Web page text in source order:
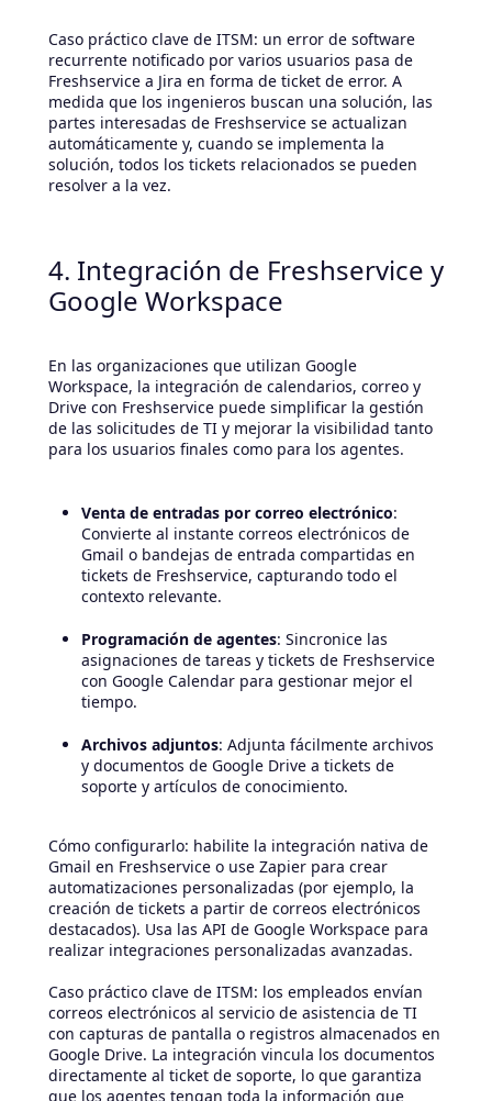
Caso práctico clave de ITSM: un error de software
recurrente notificado por varios usuarios pasa de
Freshservice a Jira en forma de ticket de error. A
medida que los ingenieros buscan una solución, las
partes interesadas de Freshservice se actualizan
automáticamente y, cuando se implementa la
solución, todos los tickets relacionados se pueden
resolver a la vez.
4. Integración de Freshservice y
Google Workspace
En las organizaciones que utilizan Google
Workspace, la integración de calendarios, correo y
Drive con Freshservice puede simplificar la gestión
de las solicitudes de TI y mejorar la visibilidad tanto
para los usuarios finales como para los agentes.
Venta de entradas por correo electrónico:
Convierte al instante correos electrónicos de
Gmail o bandejas de entrada compartidas en
tickets de Freshservice, capturando todo el
contexto relevante.
Programación de agentes: Sincronice las
asignaciones de tareas y tickets de Freshservice
con Google Calendar para gestionar mejor el
tiempo.
Archivos adjuntos: Adjunta fácilmente archivos
y documentos de Google Drive a tickets de
soporte y artículos de conocimiento.
Cómo configurarlo: habilite la integración nativa de
Gmail en Freshservice o use Zapier para crear
automatizaciones personalizadas (por ejemplo, la
creación de tickets a partir de correos electrónicos
destacados). Usa las API de Google Workspace para
realizar integraciones personalizadas avanzadas.
Caso práctico clave de ITSM: los empleados envían
correos electrónicos al servicio de asistencia de TI
con capturas de pantalla o registros almacenados en
Google Drive. La integración vincula los documentos
directamente al ticket de soporte, lo que garantiza
que los agentes tengan toda la información que